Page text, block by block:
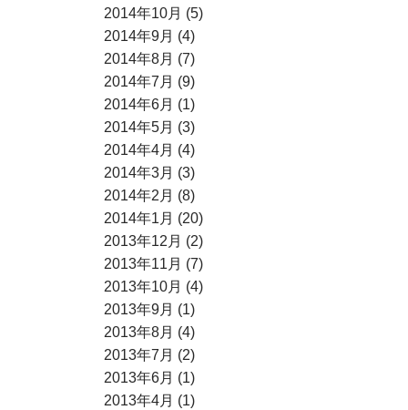
2014年10月 (5)
2014年9月 (4)
2014年8月 (7)
2014年7月 (9)
2014年6月 (1)
2014年5月 (3)
2014年4月 (4)
2014年3月 (3)
2014年2月 (8)
2014年1月 (20)
2013年12月 (2)
2013年11月 (7)
2013年10月 (4)
2013年9月 (1)
2013年8月 (4)
2013年7月 (2)
2013年6月 (1)
2013年4月 (1)